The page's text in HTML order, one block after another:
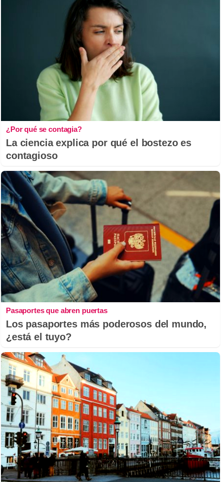
¿Por qué se contagia?
La ciencia explica por qué el bostezo es
contagioso
Pasaportes que abren puertas
Los pasaportes más poderosos del mundo,
¿está el tuyo?